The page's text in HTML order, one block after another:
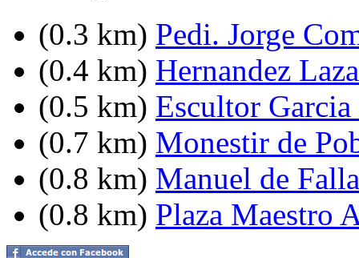
(0.3 km) Pedi. Jorge
(0.4 km) Hernandez
(0.5 km) Escultor
(0.7 km) Monestir de
(0.8 km) Manuel de
(0.8 km) Plaza Maestro